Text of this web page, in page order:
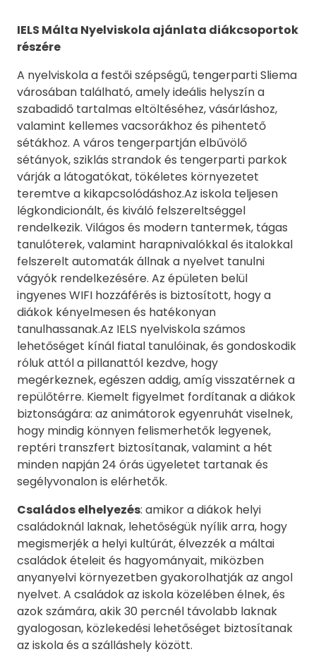
IELS Málta Nyelviskola ajánlata diákcsoportok
részére
A nyelviskola a festői szépségű, tengerparti Sliema
városában található, amely ideális helyszín a
szabadidő tartalmas eltöltéséhez, vásárláshoz,
valamint kellemes vacsorákhoz és pihentető
sétákhoz. A város tengerpartján elbűvölő
sétányok, sziklás strandok és tengerparti parkok
várják a látogatókat, tökéletes környezetet
teremtve a kikapcsolódáshoz.Az iskola teljesen
légkondicionált, és kiváló felszereltséggel
rendelkezik. Világos és modern tantermek, tágas
tanulóterek, valamint harapnivalókkal és italokkal
felszerelt automaták állnak a nyelvet tanulni
vágyók rendelkezésére. Az épületen belül
ingyenes WIFI hozzáférés is biztosított, hogy a
diákok kényelmesen és hatékonyan
tanulhassanak.Az IELS nyelviskola számos
lehetőséget kínál fiatal tanulóinak, és gondoskodik
róluk attól a pillanattól kezdve, hogy
megérkeznek, egészen addig, amíg visszatérnek a
repülőtérre. Kiemelt figyelmet fordítanak a diákok
biztonságára: az animátorok egyenruhát viselnek,
hogy mindig könnyen felismerhetők legyenek,
reptéri transzfert biztosítanak, valamint a hét
minden napján 24 órás ügyeletet tartanak és
segélyvonalon is elérhetők.
Családos elhelyezés: amikor a diákok helyi
családoknál laknak, lehetőségük nyílik arra, hogy
megismerjék a helyi kultúrát, élvezzék a máltai
családok ételeit és hagyományait, miközben
anyanyelvi környezetben gyakorolhatják az angol
nyelvet. A családok az iskola közelében élnek, és
azok számára, akik 30 percnél távolabb laknak
gyalogosan, közlekedési lehetőséget biztosítanak
az iskola és a szálláshely között.